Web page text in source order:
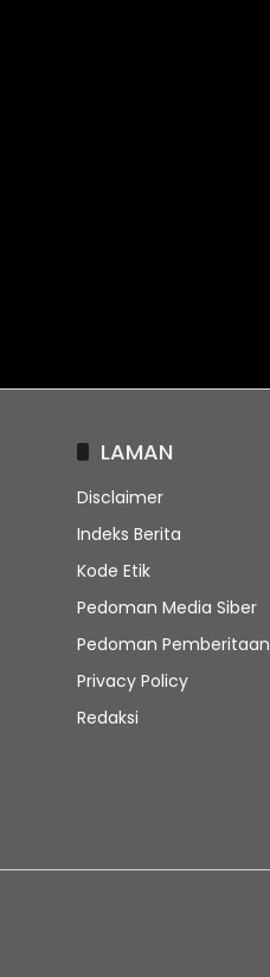
LAMAN
Disclaimer
Indeks Berita
Kode Etik
Pedoman Media Siber
Pedoman Pemberitaan
Privacy Policy
Redaksi